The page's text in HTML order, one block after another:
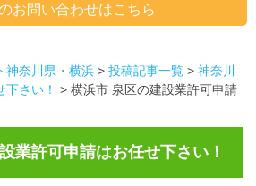
お問い合わせはこちら
神奈川県・横浜 > 投稿記事一覧 > 神奈川
さい！
> 横浜市 泉区の建設業許可申請
業許可申請はお任せ下さい！